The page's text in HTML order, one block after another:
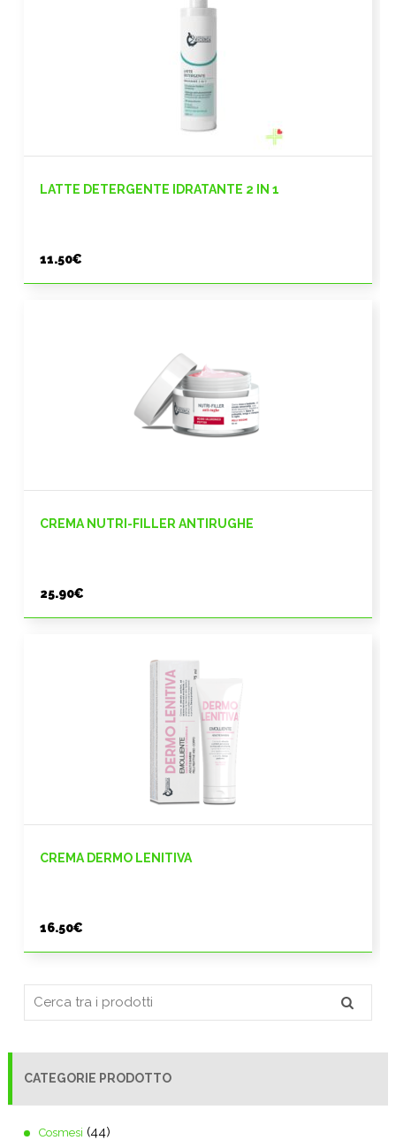
LATTE DETERGENTE IDRATANTE 2 IN 1
11.50€
CREMA NUTRI-FILLER ANTIRUGHE
25.90€
CREMA DERMO LENITIVA
16.50€
CATEGORIE PRODOTTO
Cosmesi (44)